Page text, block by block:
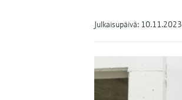
Julkaisupäivä: 10.11.2023